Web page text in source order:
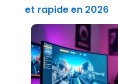
et rapide en 2026